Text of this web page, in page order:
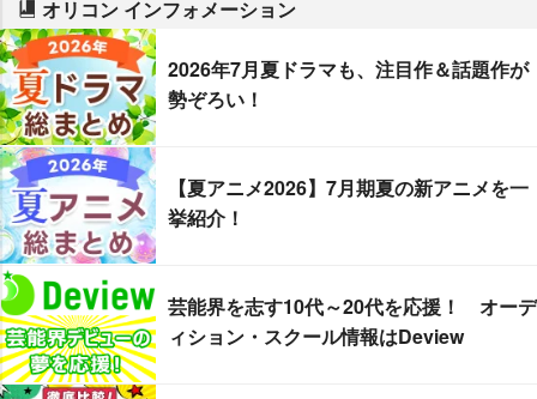
オリコン インフォメーション
2026年7月夏ドラマも、注目作＆話題作が
勢ぞろい！
【夏アニメ2026】7月期夏の新アニメを一
挙紹介！
芸能界を志す10代～20代を応援！ オーデ
ィション・スクール情報はDeview